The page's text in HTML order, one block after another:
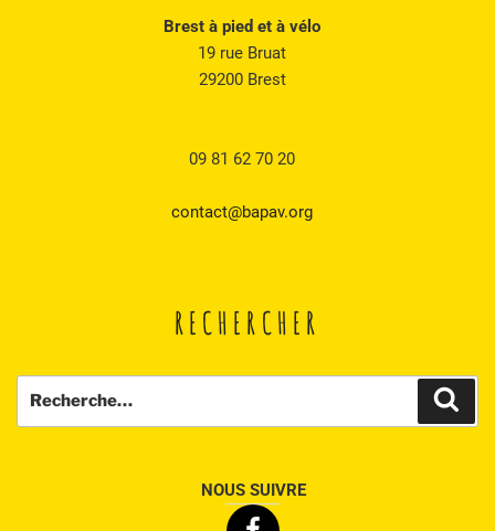
Brest à pied et à vélo
19 rue Bruat
29200 Brest
09 81 62 70 20
contact@bapav.org
RECHERCHER
NOUS SUIVRE